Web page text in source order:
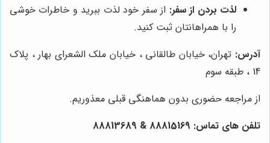
لذت بردن از سفر: از سفر خود لذت ببرید و خاطرات خوشی
را با همراهانتان ثبت کنید.
آدرس: تهران، خیابان طالقانی ، خیابان ملک الشعرای بهار ، پلاک
14 ، طبقه سوم
از مراجعه حضوری بدون هماهنگی قبلی معذوریم.
تلفن های تماس: 88815169
&
88813689